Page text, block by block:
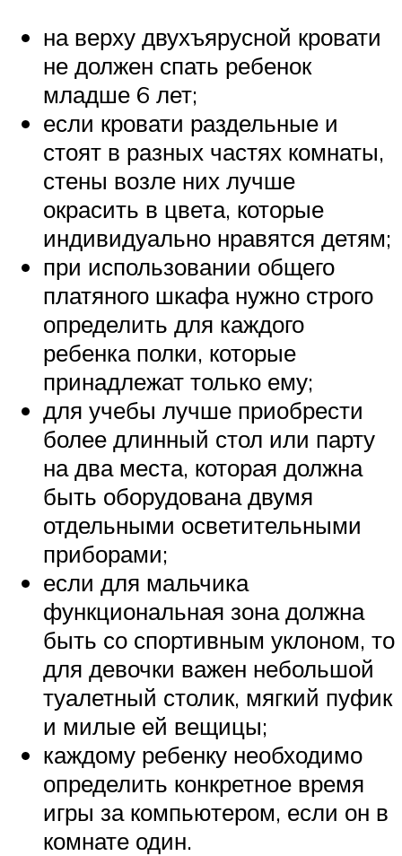
на верху двухъярусной кровати
не должен спать ребенок
младше 6 лет;
если кровати раздельные и
стоят в разных частях комнаты,
стены возле них лучше
окрасить в цвета, которые
индивидуально нравятся детям;
при использовании общего
платяного шкафа нужно строго
определить для каждого
ребенка полки, которые
принадлежат только ему;
для учебы лучше приобрести
более длинный стол или парту
на два места, которая должна
быть оборудована двумя
отдельными осветительными
приборами;
если для мальчика
функциональная зона должна
быть со спортивным уклоном, то
для девочки важен небольшой
туалетный столик, мягкий пуфик
и милые ей вещицы;
каждому ребенку необходимо
определить конкретное время
игры за компьютером, если он в
комнате один.